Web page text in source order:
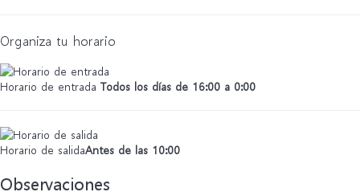
Organiza tu horario
Horario de entrada Todos los días de 16:00 a 0:00
Horario de salidaAntes de las 10:00
Observaciones